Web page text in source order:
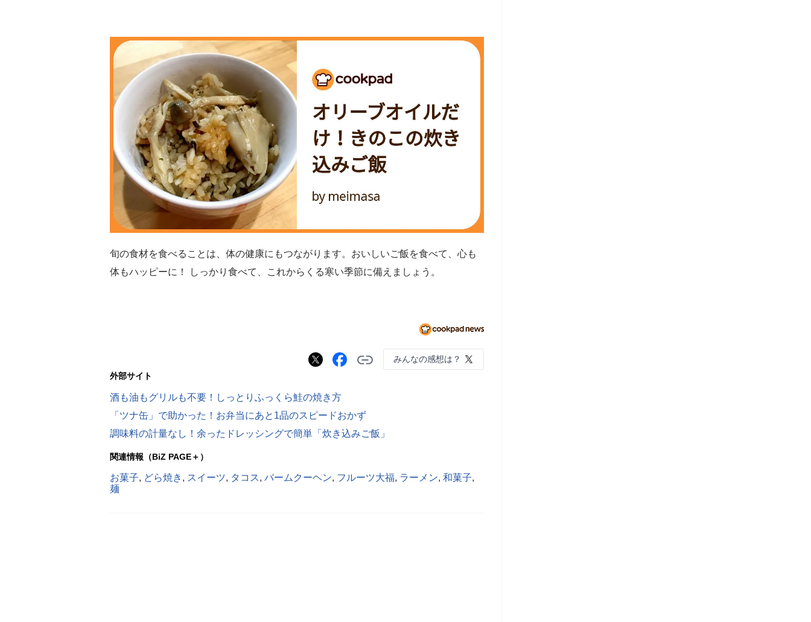
旬の食材を食べることは、体の健康にもつながります。おいしいご飯を食べて、心も
体もハッピーに！ しっかり食べて、これからくる寒い季節に備えましょう。
みんなの感想は？
外部サイト
酒も油もグリルも不要！しっとりふっくら鮭の焼き方
「ツナ缶」で助かった！お弁当にあと1品のスピードおかず
調味料の計量なし！余ったドレッシングで簡単「炊き込みご飯」
関連情報（BiZ PAGE＋）
お菓子, どら焼き , スイーツ, タコス, バームクーヘン, フルーツ大福, ラーメン, 和菓子,
麺